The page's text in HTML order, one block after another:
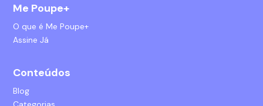
Me Poupe+
O que é Me Poupe+
Assine Já
Conteúdos
Blog